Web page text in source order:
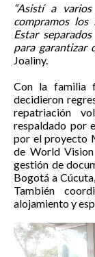
“Asistí a
compramos los
Estar
para garantizar
Joaliny.
Con la familia
decidieron
repatriación
respaldado por
por el proyecto
de World
gestión de
Bogotá a
También
alojamiento y